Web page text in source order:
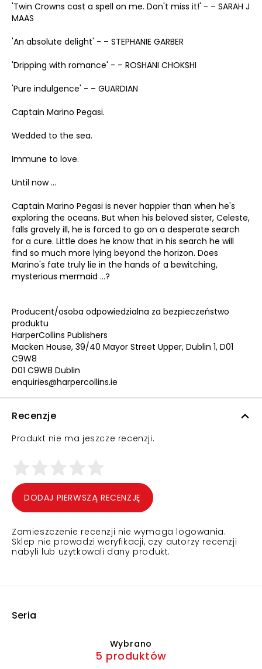
'Twin Crowns cast a spell on me. Don't miss it!' - – SARAH J
MAAS
'An absolute delight' - – STEPHANIE GARBER
'Dripping with romance' - – ROSHANI CHOKSHI
'Pure indulgence' - – GUARDIAN
Captain Marino Pegasi.
Wedded to the sea.
Immune to love.
Until now …
Captain Marino Pegasi is never happier than when he's
exploring the oceans. But when his beloved sister, Celeste,
falls gravely ill, he is forced to go on a desperate search
for a cure. Little does he know that in his search he will
find so much more lying beyond the horizon. Does
Marino's fate truly lie in the hands of a bewitching,
mysterious mermaid …?
Producent/osoba odpowiedzialna za bezpieczeństwo
produktu
HarperCollins Publishers
Macken House, 39/40 Mayor Street Upper, Dublin 1, D01
C9W8
D01 C9W8 Dublin
enquiries@harpercollins.ie
Recenzje
Produkt nie ma jeszcze recenzji.
DODAJ PIERWSZĄ RECENZJĘ
Zamieszczenie recenzji nie wymaga logowania.
Sklep nie prowadzi weryfikacji, czy autorzy recenzji
nabyli lub użytkowali dany produkt.
Seria
Wybrano
5 produktów